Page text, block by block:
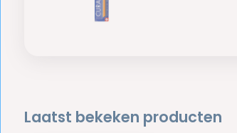
Laatst bekeken producten